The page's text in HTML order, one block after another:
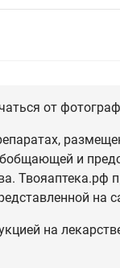
от
и
Твояаптека.рф
на
на